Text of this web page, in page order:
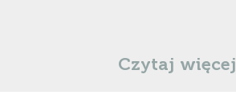
Czytaj więcej